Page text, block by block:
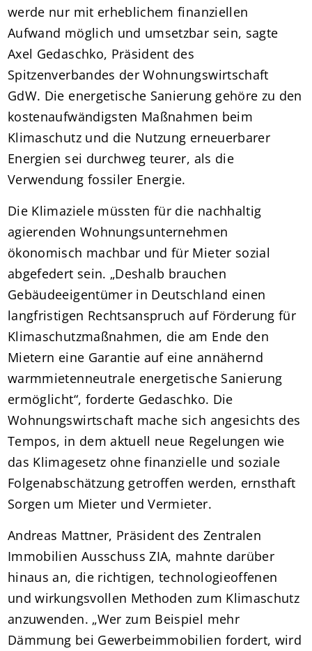
werde nur mit erheblichem finanziellen
Aufwand möglich und umsetzbar sein, sagte
Axel Gedaschko, Präsident des
Spitzenverbandes der Wohnungswirtschaft
GdW. Die energetische Sanierung gehöre zu den
kostenaufwändigsten Maßnahmen beim
Klimaschutz und die Nutzung erneuerbarer
Energien sei durchweg teurer, als die
Verwendung fossiler Energie.
Die Klimaziele müssten für die nachhaltig
agierenden Wohnungsunternehmen
ökonomisch machbar und für Mieter sozial
abgefedert sein. „Deshalb brauchen
Gebäudeeigentümer in Deutschland einen
langfristigen Rechtsanspruch auf Förderung für
Klimaschutzmaßnahmen, die am Ende den
Mietern eine Garantie auf eine annähernd
warmmietenneutrale energetische Sanierung
ermöglicht“, forderte Gedaschko. Die
Wohnungswirtschaft mache sich angesichts des
Tempos, in dem aktuell neue Regelungen wie
das Klimagesetz ohne finanzielle und soziale
Folgenabschätzung getroffen werden, ernsthaft
Sorgen um Mieter und Vermieter.
Andreas Mattner, Präsident des Zentralen
Immobilien Ausschuss ZIA, mahnte darüber
hinaus an, die richtigen, technologieoffenen
und wirkungsvollen Methoden zum Klimaschutz
anzuwenden. „Wer zum Beispiel mehr
Dämmung bei Gewerbeimmobilien fordert, wird